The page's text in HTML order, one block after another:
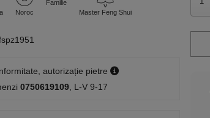
Noroc
Familie
Master Feng Shui
autorizație pietre
0750619109 , L-V 9-17